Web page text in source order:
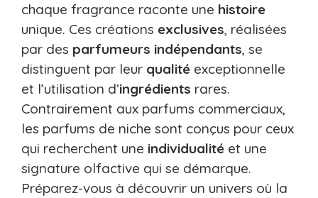
chaque fragrance raconte une histoire
unique. Ces créations exclusives, réalisées
par des parfumeurs indépendants, se
distinguent par leur qualité exceptionnelle
et l’utilisation d’ingrédients rares.
Contrairement aux parfums commerciaux,
les parfums de niche sont conçus pour ceux
qui recherchent une individualité et une
signature olfactive qui se démarque.
Préparez-vous à découvrir un univers où la